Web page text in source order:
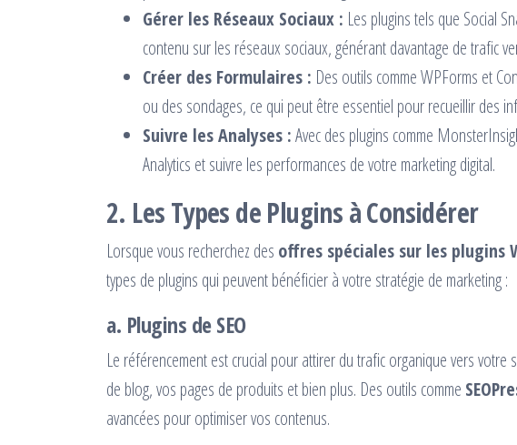
Gérer les Réseaux Sociaux : Les plugins tels que Social
contenu sur les réseaux sociaux, générant davantage de trafic
Créer des Formulaires : Des outils comme WPForms et
ou des sondages, ce qui peut être essentiel pour recueillir des
Suivre les Analyses :Avec des plugins comme
Analytics et suivre les performances de votre marketing digital.
2. Les Types de Plugins à Considérer
Lorsque vous recherchez des offres spéciales sur les plugins
types de plugins qui peuvent bénéficier à votre stratégie de marketing :
a. Plugins de SEO
Le référencement est crucial pour attirer du trafic organique vers votre
de blog, vos pages de produits et bien plus. Des outils comme
avancées pour optimiser vos contenus.